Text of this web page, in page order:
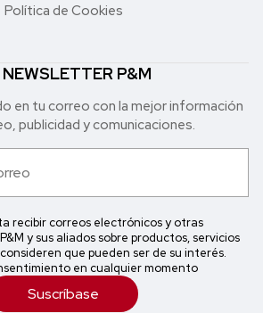
Política de Cookies
NEWSLETTER P&M
en tu correo con la mejor in formación
publicidad y comunicaciones.
recibir correos electrónicos y otras
y sus aliados sobre productos, servicios
que pueden ser de su interés.
en cualquier momento
Suscríbase